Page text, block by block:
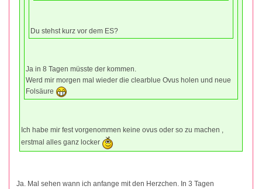
Du stehst kurz vor dem ES?
Ja in 8 Tagen müsste der kommen.
Werd mir morgen mal wieder die clearblue Ovus holen und neue
Folsäure
Ich habe mir fest vorgenommen keine ovus oder so zu machen ,
erstmal alles ganz locker
Ja. Mal sehen wann ich anfange mit den Herzchen. In 3 Tagen